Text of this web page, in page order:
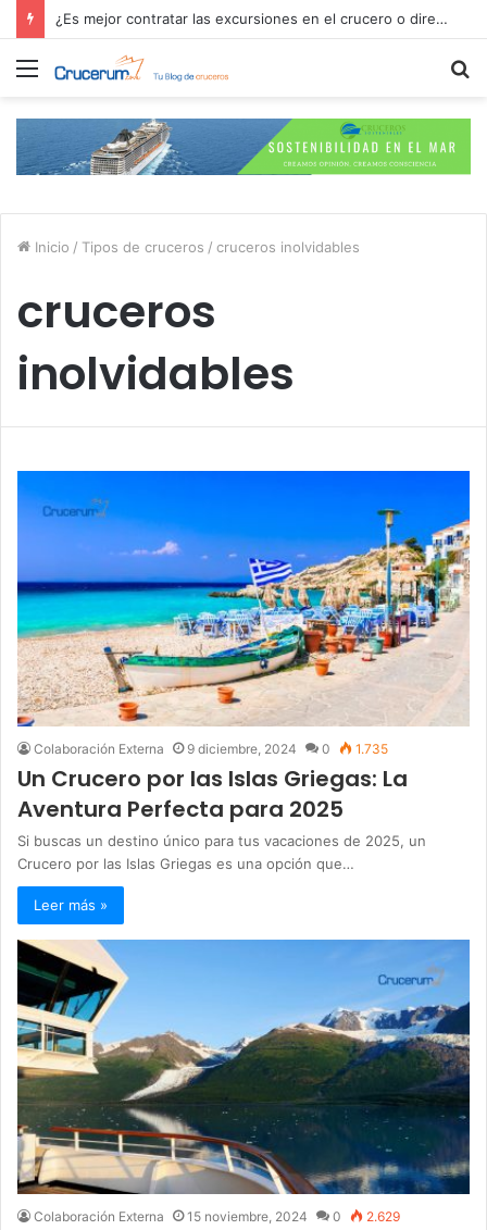
Explora Journeys y el F1 Paddock Club: lujo, velocidad y mar
Menú
Inicio / Tipos de cruceros / cruceros inolvidables
cruceros
inolvidables
Colaboración Externa 9 diciembre, 2024 0 1.735
Un Crucero por las Islas Griegas: La
Aventura Perfecta para 2025
Si buscas un destino único para tus vacaciones de 2025, un
Crucero por las Islas Griegas es una opción que…
Leer más »
Colaboración Externa 15 noviembre, 2024 0 2.629